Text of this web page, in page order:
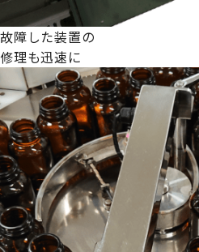
故障した装置の
修理も迅速に